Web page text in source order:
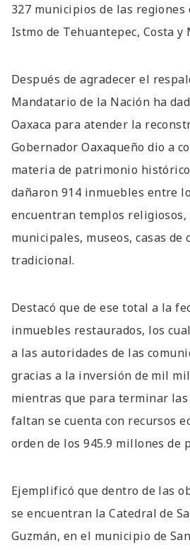
327 municipios de las regiones
Istmo de Tehuantepec, Costa y
Después de agradecer el
Mandatario de la Nación ha
Oaxaca para atender la
Gobernador Oaxaqueño dio a
materia de patrimonio
dañaron 914 inmuebles entre
encuentran templos religiosos,
municipales, museos, casas
tradicional.
Destacó que de ese total a la
inmuebles restaurados, los
a las autoridades de las
gracias a la inversión de mil
mientras que para terminar las
faltan se cuenta con recursos
orden de los 945.9 millones de
Ejemplificó que dentro de las
se encuentran la Catedral de
Guzmán, en el municipio de